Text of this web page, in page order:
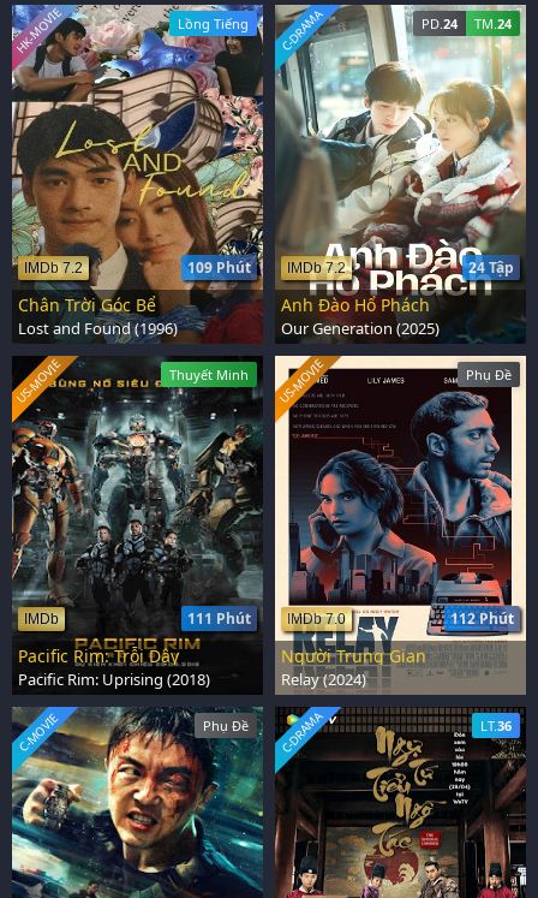
Lồng Tiếng
109 Phút
IMDb 7.2
HK-MOVIE
Chân Trời Góc Bể
Lost and Found (1996)
PD. 24 TM. 24
24 Tập
IMDb 7.2
C-DRAMA
Anh Đào Hổ Phách
Our Generation (2025)
Thuyết Minh
111 Phút
IMDb
US-MOVIE
Pacific Rim: Trỗi Dậy
Pacific Rim: Uprising (2018)
Phụ Đề
112 Phút
IMDb 7.0
US-MOVIE
Người Trung Gian
Relay (2024)
Phụ Đề
C-MOVIE LT.36
C-DRAMA